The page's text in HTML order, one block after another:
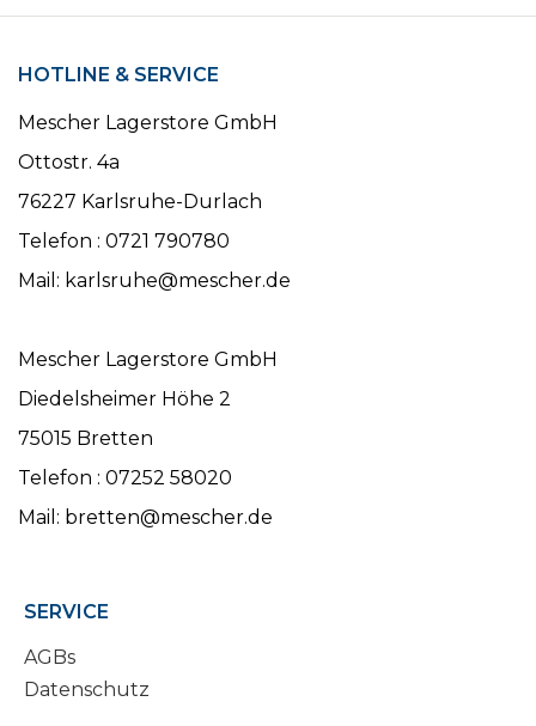
HOTLINE & SERVICE
Mescher Lagerstore GmbH
Ottostr. 4a
76227 Karlsruhe-Durlach
Telefon : 0721 790780
Mail: karlsruhe@mescher.de
Mescher Lagerstore GmbH
Diedelsheimer Höhe 2
75015 Bretten
Telefon : 07252 58020
Mail: bretten@mescher.de
SERVICE
AGBs
Datenschutz